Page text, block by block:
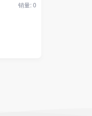
销量: 0